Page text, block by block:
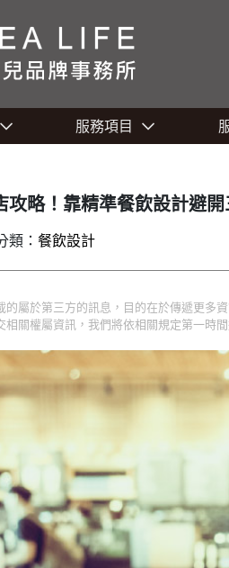
服務項目
攻略！靠精準餐飲設計避
類： 餐飲設計
的屬於第三方的訊息，目的在於傳遞更多
相關權屬資訊，我們將依相關規定第一時